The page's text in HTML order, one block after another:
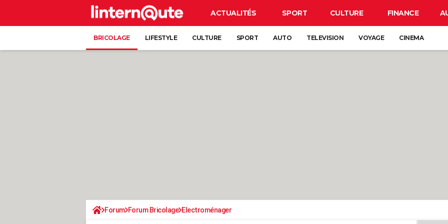
ACTUALITÉS SPORT CULTURE FINANCE
BRICOLAGE LIFESTYLE CULTURE SPORT AUTO TELEVISION VOYAGE CINEMA
Forum Forum Bricolage Electroménager